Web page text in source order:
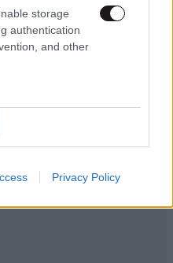
storage
authentication
and other
Privacy Policy
τις ειδήσεις